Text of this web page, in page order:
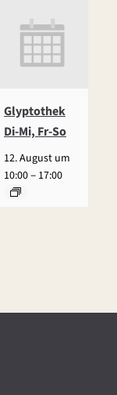
Glyptothek
Di-Mi, Fr-So
12. August um
10:00– 17:00